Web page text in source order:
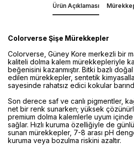
Ürün Açıklaması
Colorverse Şişe Mürekkepler
Colorverse, Güney Kore merkezli bir
kaliteli dolma kalem mürekkepleriyle
beğenisini kazanmıştır. Bitki bazlı
edilen mürekkepler, sentetik
sayesinde rahatsız edici kokular
Son derece saf ve canlı pigmentler,
net bir renk sunarken; yüksek
premium dolma kalemlerle uyum içinde
sağlar. Hızlı kuruma özelliğiyle de
sunan mürekkepler, 7-8 arası pH
kuruma veya bozulma riskini azaltır.